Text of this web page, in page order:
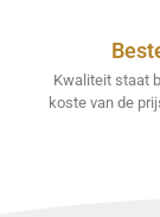
Kwaliteit staat
koste van de